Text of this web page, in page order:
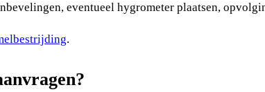
eventueel hygrometer plaatsen,
.